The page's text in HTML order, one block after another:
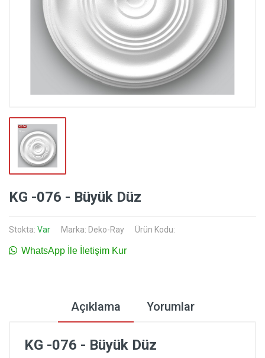
KG -076 - Büyük Düz
Stokta: Var Marka: Deko-Ray Ürün Kodu:
WhatsApp İle İletişim Kur
Açıklama Yorumlar
KG -076 - Büyük Düz